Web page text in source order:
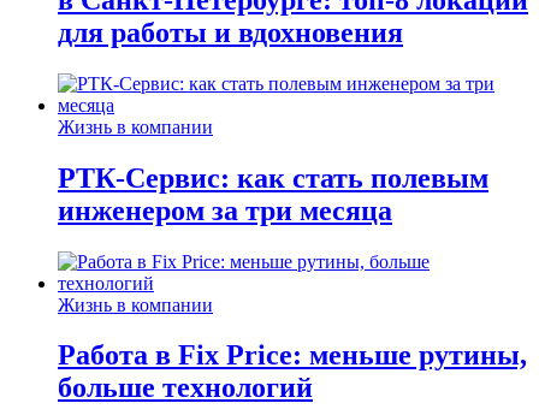
для работы и вдохновения
Жизнь в компании
РТК-Сервис: как стать полевым
инженером за три месяца
Жизнь в компании
Работа в Fix Price: меньше рутины,
больше технологий